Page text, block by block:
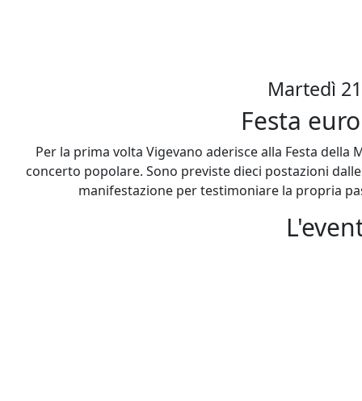
Martedì
Festa
Per la prima volta Vigevano aderisce alla Festa
concerto popolare. Sono previste dieci postazioni
manifestazione per testimoniare la propria